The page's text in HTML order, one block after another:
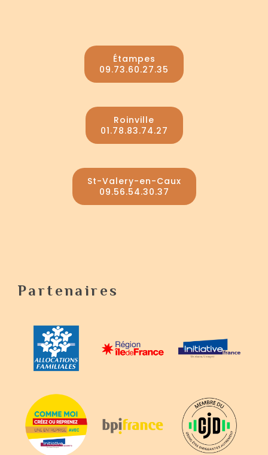
Étampes
09.73.60.27.35
Roinville
01.78.83.74.27
St-Valery-en-Caux
09.56.54.30.37
Partenaires